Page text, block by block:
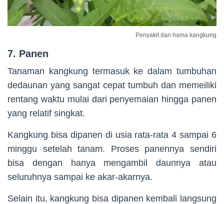
Penyakit dan hama kangkung
7. Panen
Tanaman kangkung termasuk ke dalam tumbuhan
dedaunan yang sangat cepat tumbuh dan memeiliki
rentang waktu mulai dari penyemaian hingga panen
yang relatif singkat.
Kangkung bisa dipanen di usia rata-rata 4 sampai 6
minggu setelah tanam. Proses panennya sendiri
bisa dengan hanya mengambil daunnya atau
seluruhnya sampai ke akar-akarnya.
Selain itu, kangkung bisa dipanen kembali langsung